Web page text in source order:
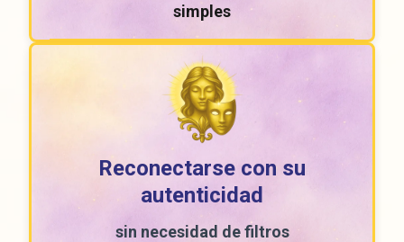
simples
Reconectarse con su
autenticidad
sin necesidad de filtros